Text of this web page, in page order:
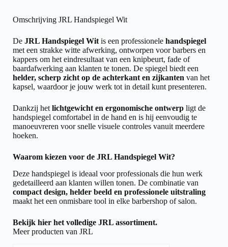
Omschrijving JRL Handspiegel Wit
De JRL Handspiegel Wit is een professionele handspiegel
met een strakke witte afwerking, ontworpen voor barbers en
kappers om het eindresultaat van een knipbeurt, fade of
baardafwerking aan klanten te tonen. De spiegel biedt een
helder, scherp zicht op de achterkant en zijkanten van het
kapsel, waardoor je jouw werk tot in detail kunt presenteren.
Dankzij het lichtgewicht en ergonomische ontwerp ligt de
handspiegel comfortabel in de hand en is hij eenvoudig te
manoeuvreren voor snelle visuele controles vanuit meerdere
hoeken.
Waarom kiezen voor de JRL Handspiegel Wit?
Deze handspiegel is ideaal voor professionals die hun werk
gedetailleerd aan klanten willen tonen. De combinatie van
compact design, helder beeld en professionele uitstraling
maakt het een onmisbare tool in elke barbershop of salon.
Bekijk hier het volledige JRL assortiment.
Meer producten van JRL